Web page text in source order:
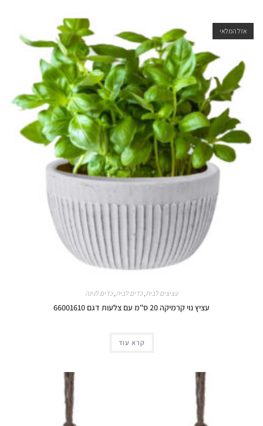
אזל המלאי
עציצים לבית,כדים לבית,כדים לגינה
עציץ נוי קרמיקה 20 ס"מ עם צלעות דגם 66001610
קרא עוד